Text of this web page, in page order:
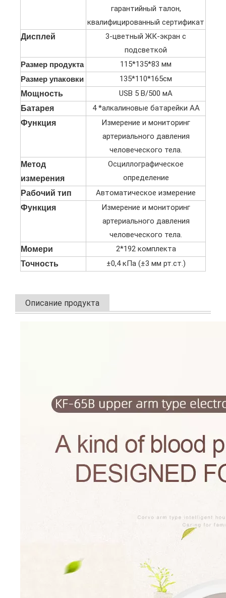
гарантийный талон,
квалифицированный сертификат
Дисплей
3-цветный ЖК-экран с
подсветкой
Размер продукта 115*135*83 мм
Размер упаковки 135*110*165см
Мощность USB 5 В/500 мА
Батарея 4 *алкалиновые батарейки АА
Функция
Измерение и мониторинг
артериального давления
человеческого тела.
Метод
измерения
Осциллографическое
определение
Рабочий тип Автоматическое измерение
Функция
Измерение и мониторинг
артериального давления
человеческого тела.
Момери 2*192 комплекта
Точность ±0,4 кПа (±3 мм рт.ст.)
Описание продукта